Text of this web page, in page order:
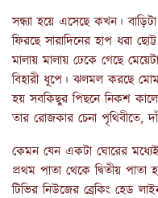
সন্ধ্যা হয়ে এসেছে কখন।
ফিরছে সারাদিনের হাপ ধরা
মালায় মালায় ঢেকে গেছে
বিহারী ধূপে। ঝলমল করছে
হয় সবকিছুর পিছনে নিকশ
তার রোজকার চেনা পৃথিবীতে,
কেমন যেন একটা ঘোরের
প্রথম পাতা থেকে দ্বিতীয়
টিভির নিউজের ব্রেকিং হেড